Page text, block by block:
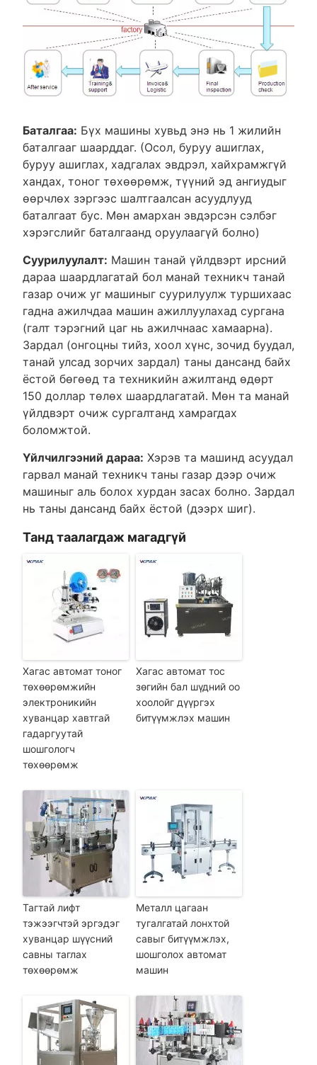
Баталгаа: Бүх машины хувьд энэ нь 1 жилийн
баталгааг шаарддаг. (Осол, буруу ашиглах,
буруу ашиглах, хадгалах эвдрэл, хайхрамжгүй
хандах, тоног төхөөрөмж, түүний эд ангиудыг
өөрчлөх зэргээс шалтгаалсан асуудлууд
баталгаат бус. Мөн амархан эвдэрсэн сэлбэг
хэрэгслийг баталгаанд оруулаагүй болно)
Суурилуулалт: Машин танай үйлдвэрт ирсний
дараа шаардлагатай бол манай техникч танай
газар очиж уг машиныг суурилуулж туршихаас
гадна ажилчдаа машин ажиллуулахад сургана
(галт тэрэгний цаг нь ажилчнаас хамаарна).
Зардал (онгоцны тийз, хоол хүнс, зочид буудал,
танай улсад зорчих зардал) таны дансанд байх
ёстой бөгөөд та техникийн ажилтанд өдөрт
150 доллар төлөх шаардлагатай. Мөн та манай
үйлдвэрт очиж сургалтанд хамрагдах
боломжтой.
Үйлчилгээний дараа: Хэрэв та машинд асуудал
гарвал манай техникч таны газар дээр очиж
машиныг аль болох хурдан засах болно. Зардал
нь таны дансанд байх ёстой (дээрх шиг).
Танд таалагдаж магадгүй
Хагас автомат тоног
төхөөрөмжийн
электроникийн
хуванцар хавтгай
гадаргуутай
шошгологч
төхөөрөмж
Хагас автомат тос
зөгийн бал шүдний оо
хоолойг дүүргэх
битүүмжлэх машин
Тагтай лифт
тэжээгчтэй эргэдэг
хуванцар шүүсний
савны таглах
төхөөрөмж
Металл цагаан
тугалгатай лонхтой
савыг битүүмжлэх,
шошголох автомат
машин